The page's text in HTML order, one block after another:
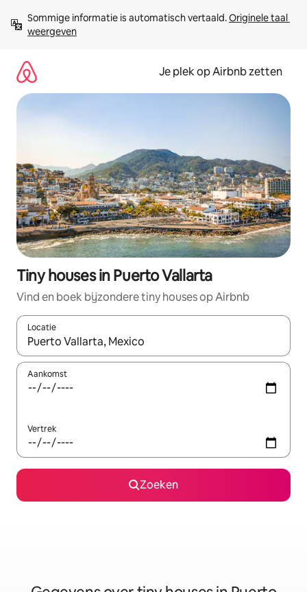
direct
naar
Sommige informatie is automatisch vertaald. Originele taal
weergeven
Je plek op Airbnb zetten
Tiny houses in Puerto Vallarta
Vind en boek bijzondere tiny houses op Airbnb
Locatie
Wanneer er resultaten beschikbaar zijn, maak je een keuze
Aankomst
Vertrek
Zoeken